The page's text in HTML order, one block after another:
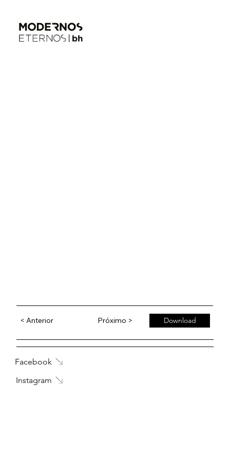
< Anterior Próximo > Download
Facebook
Instagram